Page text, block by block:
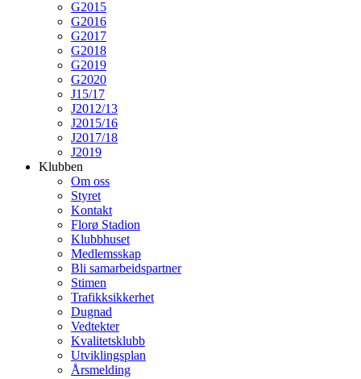
G2015
G2016
G2017
G2018
G2019
G2020
J15/17
J2012/13
J2015/16
J2017/18
J2019
Klubben
Om oss
Styret
Kontakt
Florø Stadion
Klubbhuset
Medlemsskap
Bli samarbeidspartner
Stimen
Trafikksikkerhet
Dugnad
Vedtekter
Kvalitetsklubb
Utviklingsplan
Årsmelding